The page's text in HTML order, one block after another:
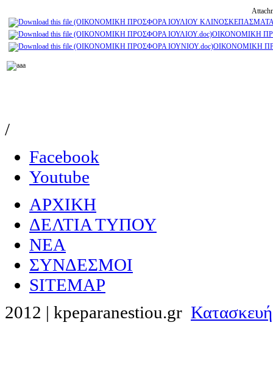
ΟΙΚΟΝΟΜΙΚΗ
ΟΙΚΟΝΟΜΙΚΗ
/
Facebook
Youtube
ΑΡΧΙΚΗ
ΔΕΛΤΙΑ ΤΥΠΟΥ
NEA
ΣΥΝΔΕΣΜΟΙ
SITEMAP
2012 | kpeparanestiou.gr Κατασκευή